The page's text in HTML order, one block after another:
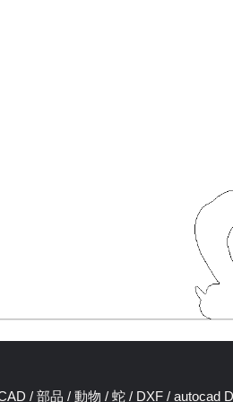
/ 部品 / 動物 / 蛇 / DXF / autocad